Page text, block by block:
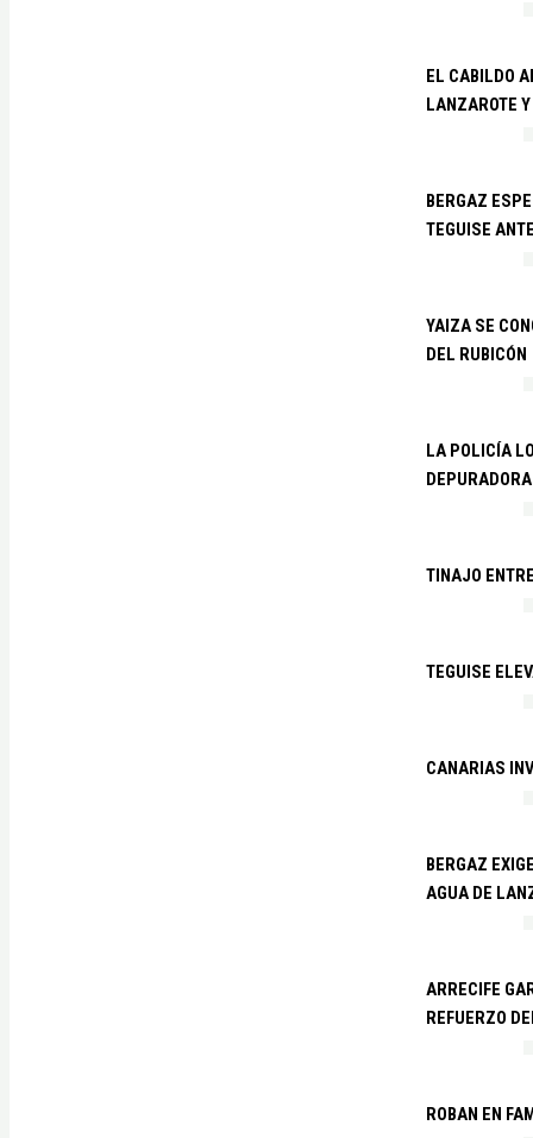
EL CABILDO
LANZAROTE
BERGAZ
TEGUISE
YAIZA SE
DEL RUBICÓN
LA POLICÍA
TINAJO
TEGUISE
CANARIAS
BERGAZ
AGUA DE
ARRECIFE
REFUERZO
ROBAN EN